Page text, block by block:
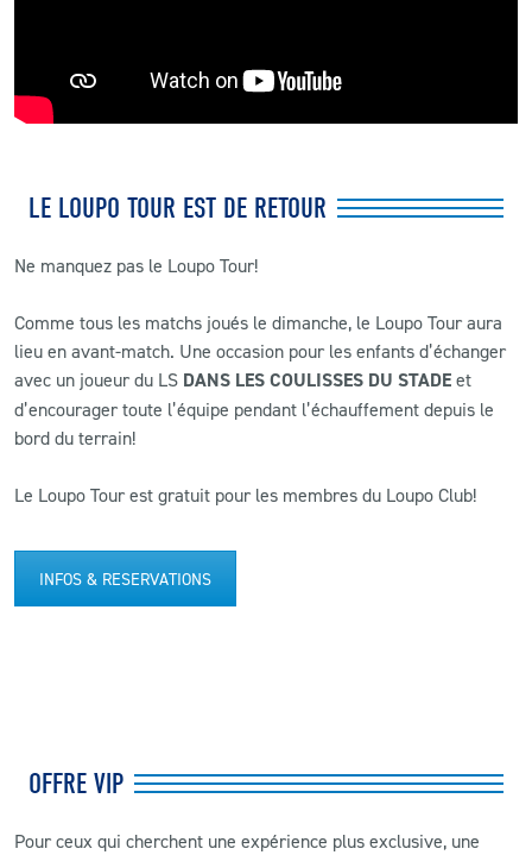
LE LOUPO TOUR EST DE RETOUR
Ne manquez pas le Loupo Tour!
Comme tous les matchs joués le dimanche, le Loupo Tour aura
lieu en avant-match. Une occasion pour les enfants d’échanger
avec un joueur du LS DANS LES COULISSES DU STADE et
d’encourager toute l’équipe pendant l’échauffement depuis le
bord du terrain!
Le Loupo Tour est gratuit pour les membres du Loupo Club!
INFOS & RESERVATIONS
OFFRE VIP
Pour ceux qui cherchent une expérience plus exclusive, une